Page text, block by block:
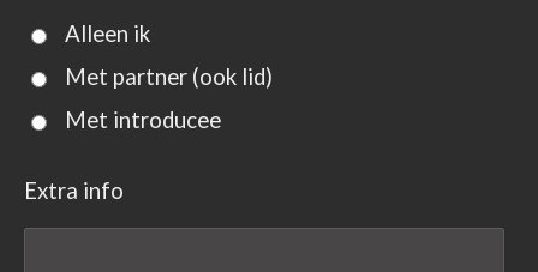
Alleen ik
Met partner (ook lid)
Met introducee
Extra info